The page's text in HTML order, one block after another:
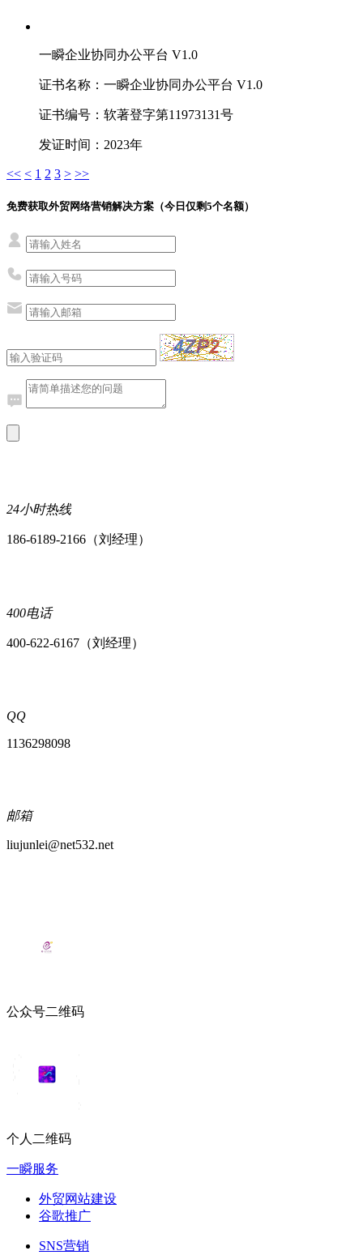
一瞬企业协同办公平台 V1.0
证书名称：一瞬企业协同办公平台 V1.0
证书编号：软著登字第11973131号
发证时间：2023年
<< < 1 2 3 > >>
免费获取外贸网络营销解决方案（今日仅剩5个名额）
24小时热线
186-6189-2166（刘经理）
400电话
400-622-6167（刘经理）
QQ
1136298098
邮箱
liujunlei@net532.net
公众号二维码
个人二维码
一瞬服务
外贸网站建设
谷歌推广
SNS营销